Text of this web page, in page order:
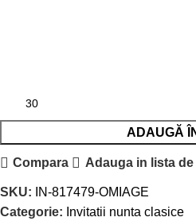
ADAUGĂ
Compara Adauga in lista
SKU:
IN-817479-OMIAGE
Categorie: Invitatii nunta clasice